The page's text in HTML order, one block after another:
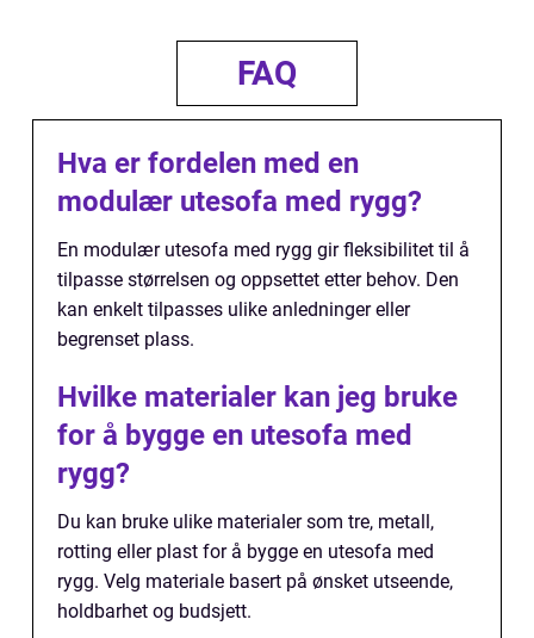
FAQ
Hva er fordelen med en
modulær utesofa med rygg?
En modulær utesofa med rygg gir fleksibilitet til å
tilpasse størrelsen og oppsettet etter behov. Den
kan enkelt tilpasses ulike anledninger eller
begrenset plass.
Hvilke materialer kan jeg bruke
for å bygge en utesofa med
rygg?
Du kan bruke ulike materialer som tre, metall,
rotting eller plast for å bygge en utesofa med
rygg. Velg materiale basert på ønsket utseende,
holdbarhet og budsjett.